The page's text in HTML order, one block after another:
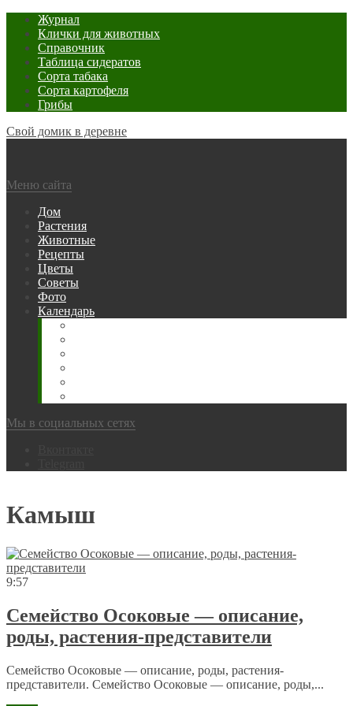
Журнал
Клички для животных
Справочник
Таблица сидератов
Сорта табака
Сорта картофеля
Грибы
Свой домик в деревне
Меню сайта
Дом
Растения
Животные
Рецепты
Цветы
Советы
Фото
Календарь
Мы в социальных сетях
Камыш
9:57
Семейство Осоковые — описание,
роды, растения-представители
Семейство Осоковые — описание, роды, растения-
представители. Семейство Осоковые — описание, роды,...